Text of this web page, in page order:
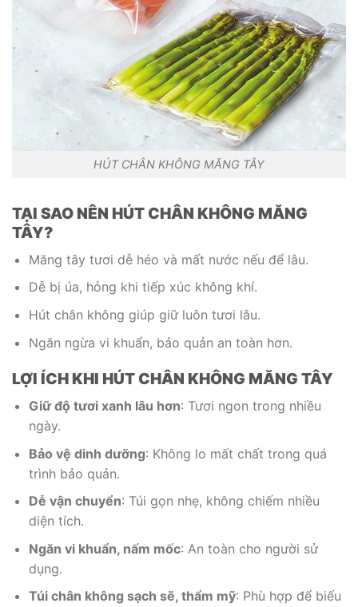
HÚT CHÂN KHÔNG MĂNG TÂY
TẠI SAO NÊN HÚT CHÂN KHÔNG MĂNG
TÂY?
Măng tây tươi dễ héo và mất nước nếu để lâu.
Dễ bị úa, hỏng khi tiếp xúc không khí.
Hút chân không giúp giữ luôn tươi lâu.
Ngăn ngừa vi khuẩn, bảo quản an toàn hơn.
LỢI ÍCH KHI HÚT CHÂN KHÔNG MĂNG TÂY
Giữ độ tươi xanh lâu hơn: Tươi ngon trong nhiều
ngày.
Bảo vệ dinh dưỡng: Không lo mất chất trong quá
trình bảo quản.
Dễ vận chuyển: Túi gọn nhẹ, không chiếm nhiều
diện tích.
Ngăn vi khuẩn, nấm mốc: An toàn cho người sử
dụng.
Túi chân không sạch sẽ, thẩm mỹ: Phù hợp để biếu